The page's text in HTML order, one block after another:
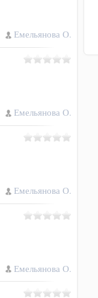
Емельянова О.
Емельянова О.
Емельянова О.
Емельянова О.